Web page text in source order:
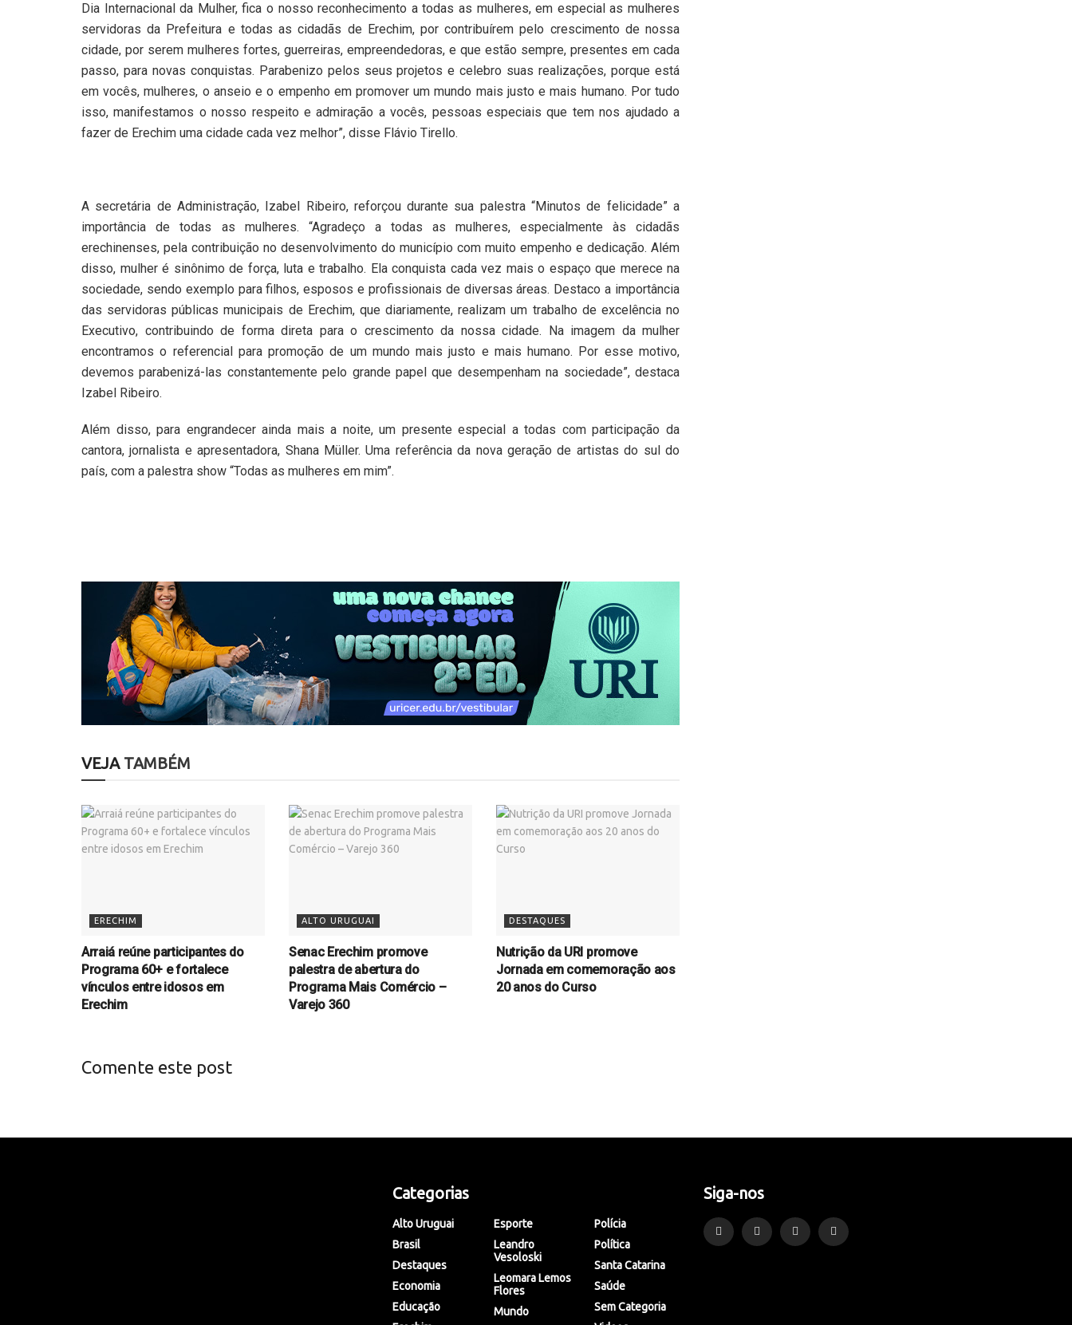
Dia Internacional da Mulher, fica o nosso reconhecimento a todas as mulheres, em especial as mulheres
servidoras da Prefeitura e todas as cidadãs de Erechim, por contribuírem pelo crescimento de nossa
cidade, por serem mulheres fortes, guerreiras, empreendedoras, e que estão sempre, presentes em cada
passo, para novas conquistas. Parabenizo pelos seus projetos e celebro suas realizações, porque está
em vocês, mulheres, o anseio e o empenho em promover um mundo mais justo e mais humano. Por tudo
isso, manifestamos o nosso respeito e admiração a vocês, pessoas especiais que tem nos ajudado a
fazer de Erechim uma cidade cada vez melhor”, disse Flávio Tirello.
A secretária de Administração, Izabel Ribeiro, reforçou durante sua palestra “Minutos de felicidade” a
importância de todas as mulheres. “Agradeço a todas as mulheres, especialmente às cidadãs
erechinenses, pela contribuição no desenvolvimento do município com muito empenho e dedicação. Além
disso, mulher é sinônimo de força, luta e trabalho. Ela conquista cada vez mais o espaço que merece na
sociedade, sendo exemplo para filhos, esposos e profissionais de diversas áreas. Destaco a importância
das servidoras públicas municipais de Erechim, que diariamente, realizam um trabalho de excelência no
Executivo, contribuindo de forma direta para o crescimento da nossa cidade. Na imagem da mulher
encontramos o referencial para promoção de um mundo mais justo e mais humano. Por esse motivo,
devemos parabenizá-las constantemente pelo grande papel que desempenham na sociedade”, destaca
Izabel Ribeiro.
Além disso, para engrandecer ainda mais a noite, um presente especial a todas com participação da
cantora, jornalista e apresentadora, Shana Müller. Uma referência da nova geração de artistas do sul do
país, com a palestra show “Todas as mulheres em mim”.
VEJATAMBÉM
ERECHIM
Arraiá reúne participantes do
Programa 60+ e fortalece
vínculos entre idosos em
Erechim
ALTO URUGUAI
Senac Erechim promove
palestra de abertura do
Programa Mais Comércio –
Varejo 360
DESTAQUES
Nutrição da URI promove
Jornada em comemoração aos
20 anos do Curso
Comente este post
Categorias
Alto Uruguai
Brasil
Destaques
Economia
Educação
Esporte
Leandro
Vesoloski
Leomara Lemos
Flores
Mundo
Polícia
Política
Santa Catarina
Saúde
Sem Categoria
Siga-nos